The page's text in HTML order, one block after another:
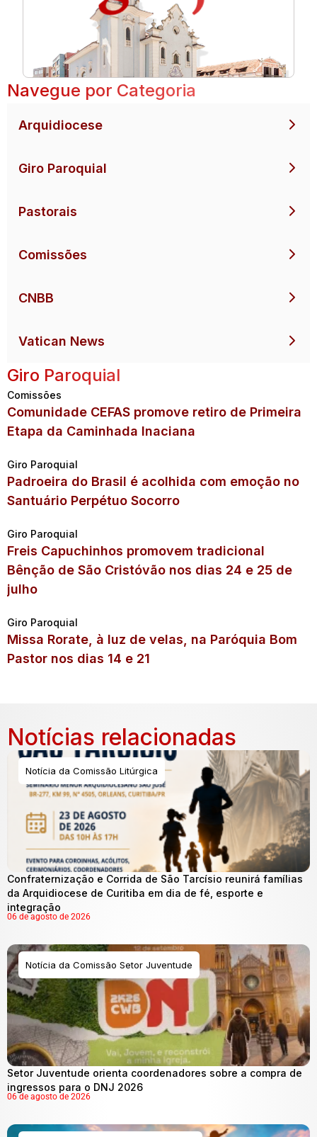
Navegue por Categoria
Arquidiocese
Giro Paroquial
Pastorais
Comissões
CNBB
Vatican News
Giro Paroquial
Comissões
Comunidade CEFAS promove retiro de Primeira
Etapa da Caminhada Inaciana
Giro Paroquial
Padroeira do Brasil é acolhida com emoção no
Santuário Perpétuo Socorro
Giro Paroquial
Freis Capuchinhos promovem tradicional
Bênção de São Cristóvão nos dias 24 e 25 de
julho
Giro Paroquial
Missa Rorate, à luz de velas, na Paróquia Bom
Pastor nos dias 14 e 21
Notícias relacionadas
Notícia da Comissão Litúrgica
Confraternização e Corrida de São Tarcísio reunirá famílias
da Arquidiocese de Curitiba em dia de fé, esporte e
integração
06 de agosto de 2026
Notícia da Comissão Setor Juventude
Setor Juventude orienta coordenadores sobre a compra de
ingressos para o DNJ 2026
06 de agosto de 2026